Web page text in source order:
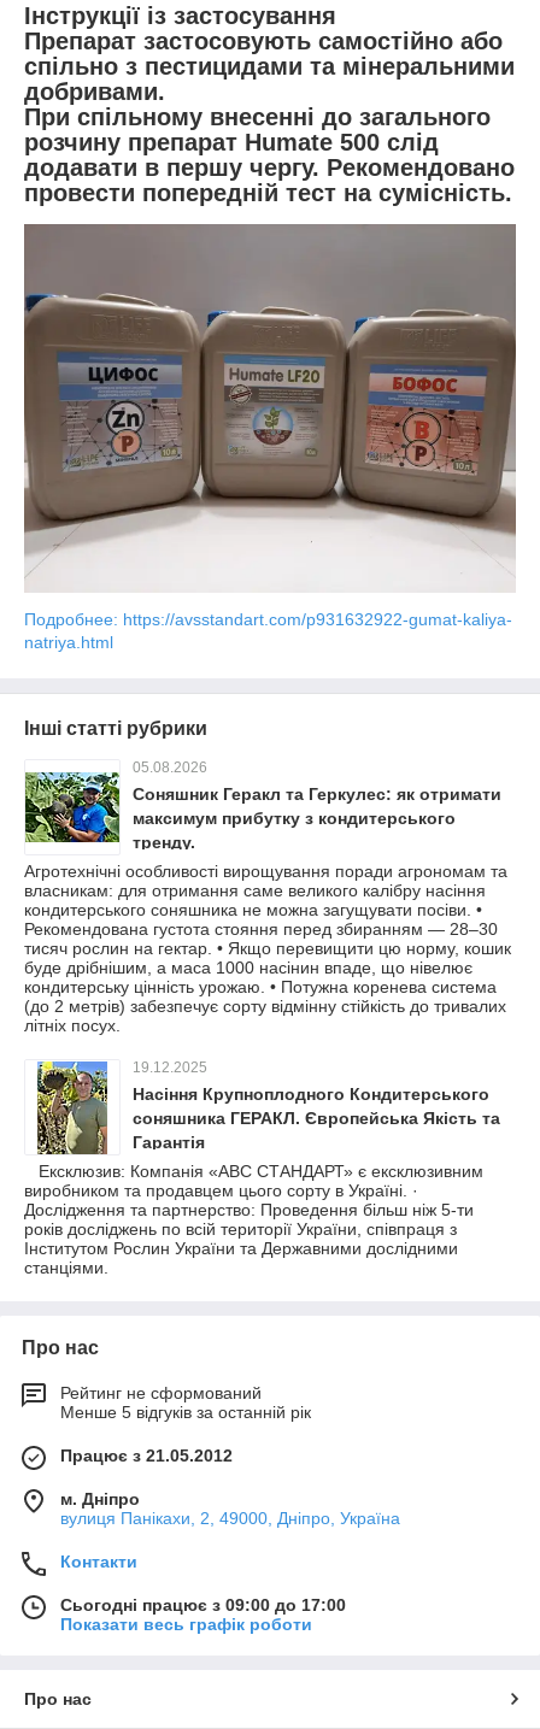
Інструкції із застосування
Препарат застосовують самостійно або
спільно з пестицидами та мінеральними
добривами.
При спільному внесенні до загального
розчину препарат Нumate 500 слід
додавати в першу чергу. Рекомендовано
провести попередній тест на сумісність.
Подробнее: https://avsstandart.com/p931632922-gumat-kaliya-
natriya.html
Інші статті рубрики
05.08.2026
Соняшник Геракл та Геркулес: як отримати
максимум прибутку з кондитерського
тренду.
Агротехнічні особливості вирощування поради агрономам та
власникам: для отримання саме великого калібру насіння
кондитерського соняшника не можна загущувати посіви. •
Рекомендована густота стояння перед збиранням — 28–30
тисяч рослин на гектар. • Якщо перевищити цю норму, кошик
буде дрібнішим, а маса 1000 насінин впаде, що нівелює
кондитерську цінність урожаю. • Потужна коренева система
(до 2 метрів) забезпечує сорту відмінну стійкість до тривалих
літніх посух.
19.12.2025
Насіння Крупноплодного Кондитерського
соняшника ГЕРАКЛ. Європейська Якість та
Гарантія
Ексклюзив: Компанія «АВС СТАНДАРТ» є ексклюзивним
виробником та продавцем цього сорту в Україні. ·
Дослідження та партнерство: Проведення більш ніж 5-ти
років досліджень по всій території України, співпраця з
Інститутом Рослин України та Державними дослідними
станціями.
Про нас
Рейтинг не сформований
Менше 5 відгуків за останній рік
Працює з 21.05.2012
м. Дніпро
вулиця Панікахи, 2, 49000, Дніпро, Україна
Контакти
Сьогодні працює з 09:00 до 17:00
Показати весь графік роботи
Про нас